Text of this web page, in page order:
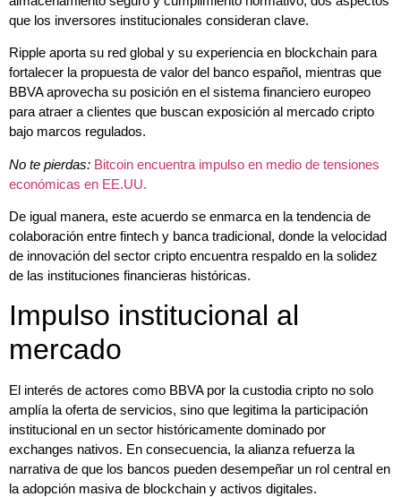
que los inversores institucionales consideran clave.
Ripple aporta su red global y su experiencia en blockchain para
fortalecer la propuesta de valor del banco español, mientras que
BBVA aprovecha su posición en el sistema financiero europeo
para atraer a clientes que buscan exposición al mercado cripto
bajo marcos regulados.
No te pierdas: Bitcoin encuentra impulso en medio de tensiones
económicas en EE.UU.
De igual manera, este acuerdo se enmarca en la tendencia de
colaboración entre fintech y banca tradicional, donde la velocidad
de innovación del sector cripto encuentra respaldo en la solidez
de las instituciones financieras históricas.
Impulso institucional al
mercado
El interés de actores como BBVA por la custodia cripto no solo
amplía la oferta de servicios, sino que legitima la participación
institucional en un sector históricamente dominado por
exchanges nativos. En consecuencia, la alianza refuerza la
narrativa de que los bancos pueden desempeñar un rol central en
la adopción masiva de blockchain y activos digitales.